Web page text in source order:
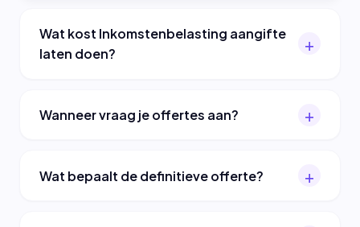
Wat kost Inkomstenbelasting aangifte
laten doen?
Wanneer vraag je offertes aan?
Wat bepaalt de definitieve offerte?